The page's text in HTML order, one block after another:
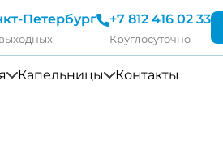
Петербург +7 812 416 02 33
Круглосуточно
Капельницы Контакты